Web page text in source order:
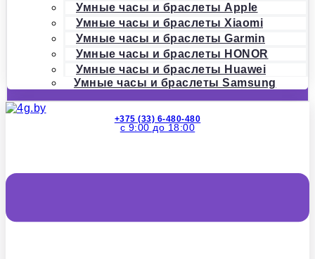
Умные часы и браслеты Apple
Умные часы и браслеты Xiaomi
Умные часы и браслеты Garmin
Умные часы и браслеты HONOR
Умные часы и браслеты Huawei
Умные часы и браслеты Samsung
+375 (33) 6-480-480
с 9:00 до 18:00